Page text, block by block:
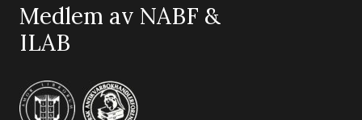
Medlem av NABF &
ILAB